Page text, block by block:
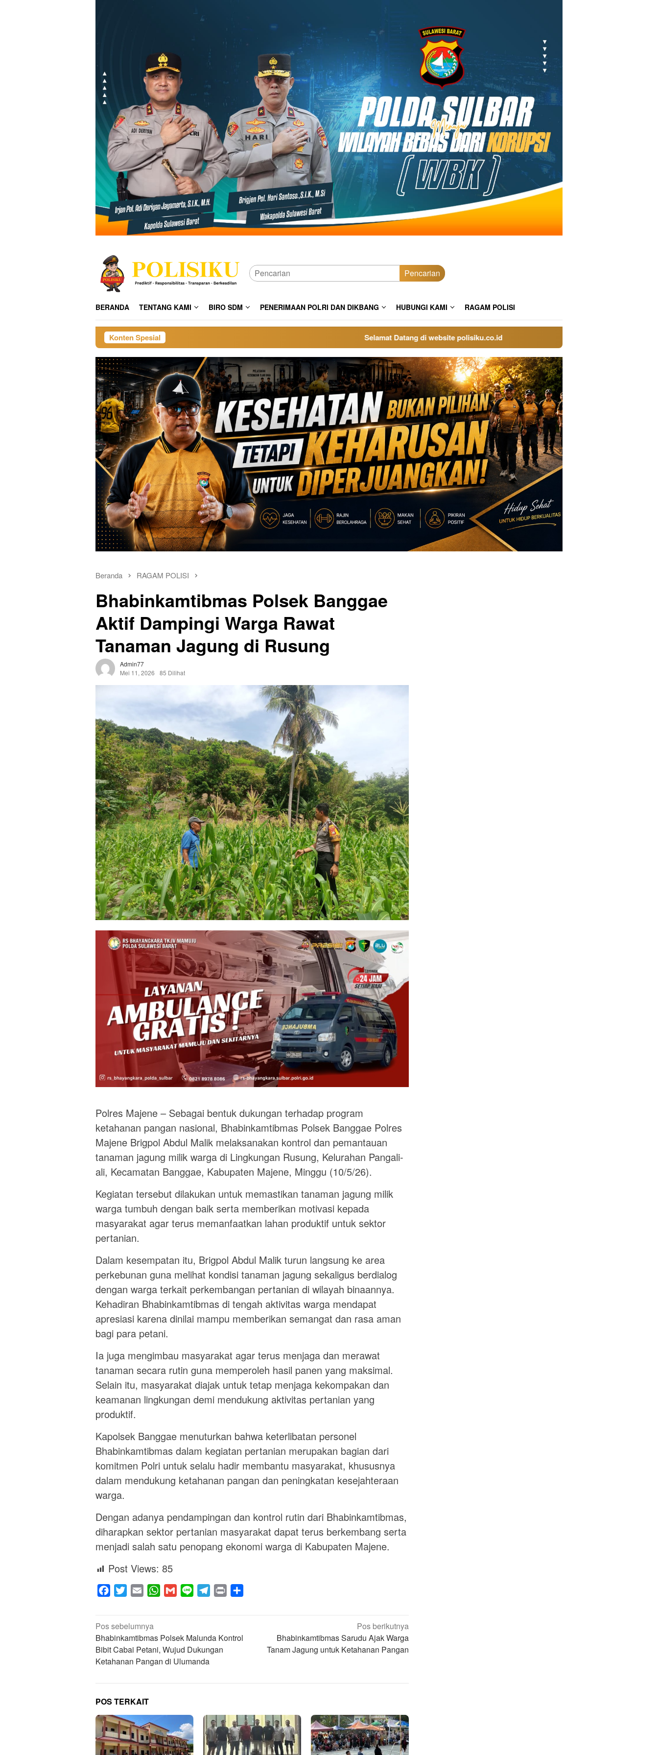
Pencarian
BERANDA TENTANG KAMI BIRO SDM PENERIMAAN POLRI DAN DIKBANG HUBUNGI KAMI RAGAM POLISI
Konten Spesial Selamat Datang di website polisiku.co.id
Beranda RAGAM POLISI
Bhabinkamtibmas Polsek Banggae
Aktif Dampingi Warga Rawat
Tanaman Jagung di Rusung
Admin77
Mei 11, 2026
85 Dilihat
Polres Majene – Sebagai bentuk dukungan terhadap program
ketahanan pangan nasional, Bhabinkamtibmas Polsek Banggae Polres
Majene Brigpol Abdul Malik melaksanakan kontrol dan pemantauan
tanaman jagung milik warga di Lingkungan Rusung, Kelurahan Pangali-
ali, Kecamatan Banggae, Kabupaten Majene, Minggu (10/5/26).
Kegiatan tersebut dilakukan untuk memastikan tanaman jagung milik
warga tumbuh dengan baik serta memberikan motivasi kepada
masyarakat agar terus memanfaatkan lahan produktif untuk sektor
pertanian.
Dalam kesempatan itu, Brigpol Abdul Malik turun langsung ke area
perkebunan guna melihat kondisi tanaman jagung sekaligus berdialog
dengan warga terkait perkembangan pertanian di wilayah binaannya.
Kehadiran Bhabinkamtibmas di tengah aktivitas warga mendapat
apresiasi karena dinilai mampu memberikan semangat dan rasa aman
bagi para petani.
Ia juga mengimbau masyarakat agar terus menjaga dan merawat
tanaman secara rutin guna memperoleh hasil panen yang maksimal.
Selain itu, masyarakat diajak untuk tetap menjaga kekompakan dan
keamanan lingkungan demi mendukung aktivitas pertanian yang
produktif.
Kapolsek Banggae menuturkan bahwa keterlibatan personel
Bhabinkamtibmas dalam kegiatan pertanian merupakan bagian dari
komitmen Polri untuk selalu hadir membantu masyarakat, khususnya
dalam mendukung ketahanan pangan dan peningkatan kesejahteraan
warga.
Dengan adanya pendampingan dan kontrol rutin dari Bhabinkamtibmas,
diharapkan sektor pertanian masyarakat dapat terus berkembang serta
menjadi salah satu penopang ekonomi warga di Kabupaten Majene.
Post Views: 85
Facebook
Twitter Email WhatsApp
Gmail Line Telegram
Print
Navigasi
pos
Pos sebelumnya
Bhabinkamtibmas Polsek Malunda Kontrol
Bibit Cabai Petani, Wujud Dukungan
Ketahanan Pangan di Ulumanda
Pos berikutnya
Bhabinkamtibmas Sarudu Ajak Warga
Tanam Jagung untuk Ketahanan Pangan
POS TERKAIT